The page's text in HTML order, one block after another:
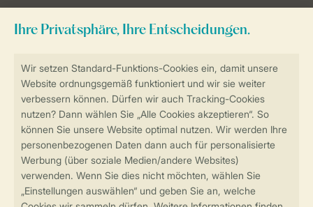
Sicher und schnell zur Online-Buchung
Sichere Datenübertragung
Sicheres Bezahlen